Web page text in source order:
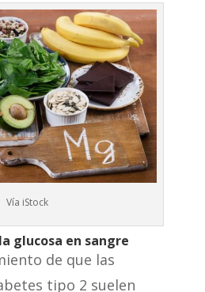
Vía iStock
glucosa en sangre
de que las
tipo 2 suelen